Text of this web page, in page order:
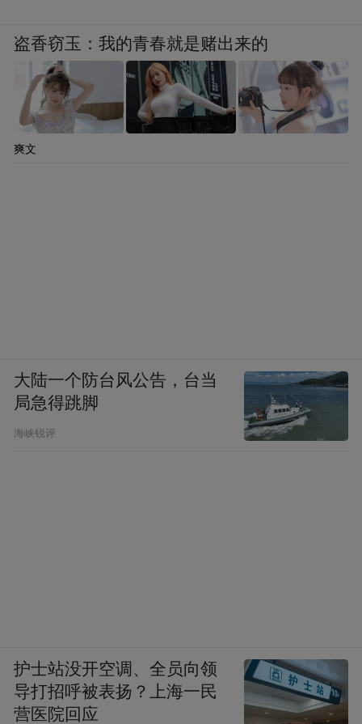
盗香窃玉：我的青春就是赌出来的
爽文
大陆一个防台风公告，台当
局急得跳脚
海峡锐评
护士站没开空调、全员向领
导打招呼被表扬？上海一民
营医院回应